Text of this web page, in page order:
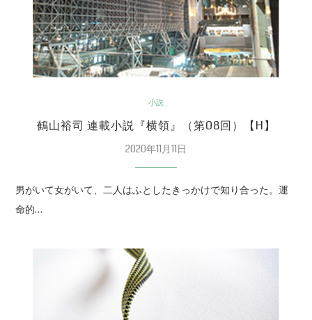
小説
鶴山裕司 連載小説『横領』（第08回）【H】
2020年11月11日
男がいて女がいて、二人はふとしたきっかけで知り合った。運
命的…